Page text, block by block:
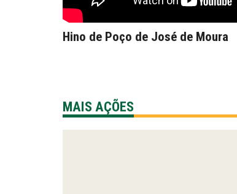
Hino de Poço de José de Moura
MAIS AÇÕES